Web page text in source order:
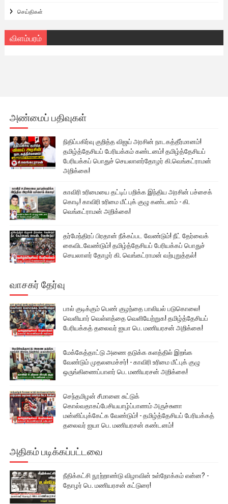
செய்திகள்
விளம்பரம்
அண்மைப் பதிவுகள்
நிதிப்பகிர்வு குறித்த விஜய் அரசின் நாடகத்தீர்மானம்!
தமிழ்த்தேசியப் பேரியக்கம் கண்டனம்! தமிழ்த்தேசியப்
பேரியக்கப் பொதுச் செயலாளர்தோழர் கி.வெங்கட்ராமன்
அறிக்கை!
காவிரி உரிமையை தட்டிப் பறிக்க இந்திய அரசின் பச்சைக்
கொடி! காவிரி உரிமை மீட்புக் குழு கண்டனம் - கி.
வெங்கட்ராமன் அறிக்கை!
தர்மேந்திரப் பிரதான் நீக்கப்பட வேண்டும்! நீட் தேர்வைக்
கைவிடவேண்டும்! தமிழ்த்தேசியப் பேரியக்கப் பொதுச்
செயலாளர் தோழர் கி. வெங்கட்ராமன் வற்புறுத்தல்!
வாசகர் தேர்வு
பால் குடிக்கும் பெண் குழந்தை பாலியல் படுகொலை!
வெளியார் வெள்ளத்தை வெளியேற்றுக! தமிழ்த்தேசியப்
பேரியக்கத் தலைவர் ஐயா பெ. மணியரசன் அறிக்கை!
மேக்கேத்தாட்டு அணை தடுக்க களத்தில் இறங்க
வேண்டும் முதலமைச்சர்! - காவிரி உரிமை மீட்புக் குழு
ஒருங்கிணைப்பாளர் பெ. மணியரசன் அறிக்கை!
செந்தமிழன் சீமானை சுட்டுக்
கொல்வதாகப்பேசியயாழ்ப்பாணம் அருச்சுனா
மன்னிப்புக்கேட்க வேண்டும்! - தமிழ்த்தேசியப் பேரியக்கத்
தலைவர் ஐயா பெ. மணியரசன் கண்டனம்!
அதிகம் படிக்கப்பட்டவை
நீதிக்கட்சி நூற்றாண்டு விழாவின் உள்நோக்கம் என்ன? -
தோழர் பெ. மணியரசன் கட்டுரை!